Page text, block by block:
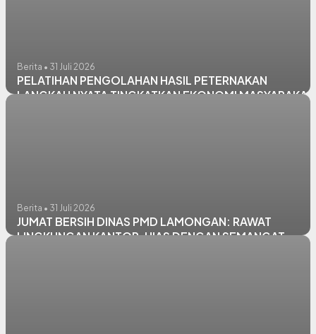
Berita • 31 Juli 2026
PELATIHAN PENGOLAHAN HASIL PETERNAKAN
LANGKAH NYATA TINGKATKAN EKONOMI MASYARAKAT
Berita • 31 Juli 2026
JUMAT BERSIH DINAS PMD LAMONGAN: RAWAT
LINGKUNGAN KANTOR, HIAS DENGAN SEMANGAT